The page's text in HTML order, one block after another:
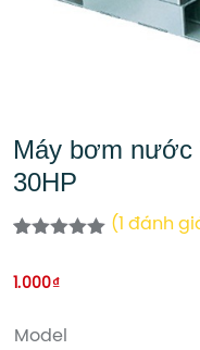
Máy bơm nước
30HP
đánh giá
(1 đánh
1.000₫
Model